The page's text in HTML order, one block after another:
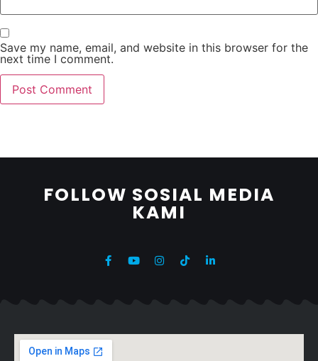
Save my name, email, and website in this browser for the
next time I comment.
FOLLOW SOSIAL MEDIA
KAMI